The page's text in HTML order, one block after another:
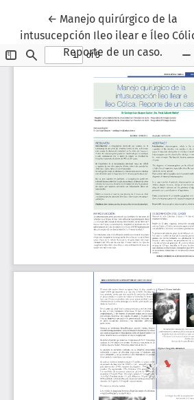
← Volver a los detalles del
Manejo quirúrgico de la
intusucepción Ileo ilear e Íleo
Reporte de un caso.